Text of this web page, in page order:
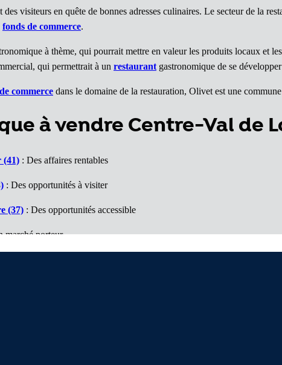
visiteurs en quête de bonnes adresses culinaires. Le secteur de la
fonds de commerce.
à thème, qui pourrait mettre en valeur les produits locaux et
qui permettrait à un restaurant gastronomique de se
commerce dans le domaine de la restauration, Olivet est une
à vendre Centre-Val de
(41) : Des affaires rentables
: Des opportunités à visiter
(37) : Des opportunités accessible
marché porteur